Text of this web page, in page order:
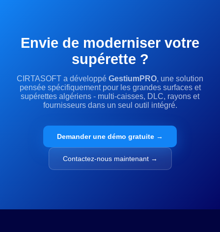
Envie de moderniser votre
supérette ?
CIRTASOFT a développé GestiumPRO, une solution
pensée spécifiquement pour les grandes surfaces et
supérettes algériens - multi-caisses, DLC, rayons et
fournisseurs dans un seul outil intégré.
Demander une démo gratuite →
Contactez-nous maintenant →